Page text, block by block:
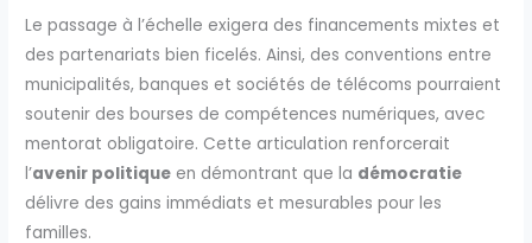
Le passage à l’échelle exigera des financements mixtes et
des partenariats bien ficelés. Ainsi, des conventions entre
municipalités, banques et sociétés de télécoms pourraient
soutenir des bourses de compétences numériques, avec
mentorat obligatoire. Cette articulation renforcerait
l’avenir politique en démontrant que la démocratie
délivre des gains immédiats et mesurables pour les
familles.